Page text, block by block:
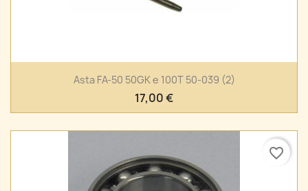
Asta FA-50 50GK e 100T 50-039 (2)
17,00 €
favorite_border